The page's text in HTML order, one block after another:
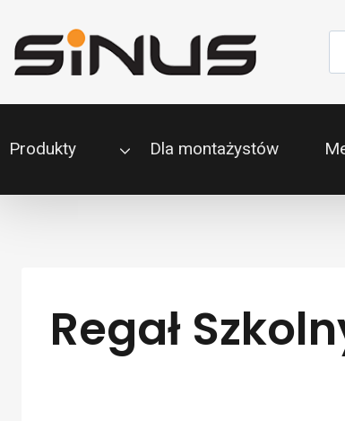
do
treści
Produkty Dla montażystów
Regał